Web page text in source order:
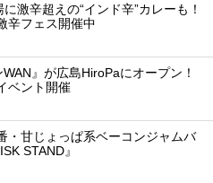
激辛超えの“インド辛”カレーも！
辛フェス開催中
』が広島HiroPaにオープン！
ベント開催
・甘じょっぱ系ベーコンジャムバ
STAND』